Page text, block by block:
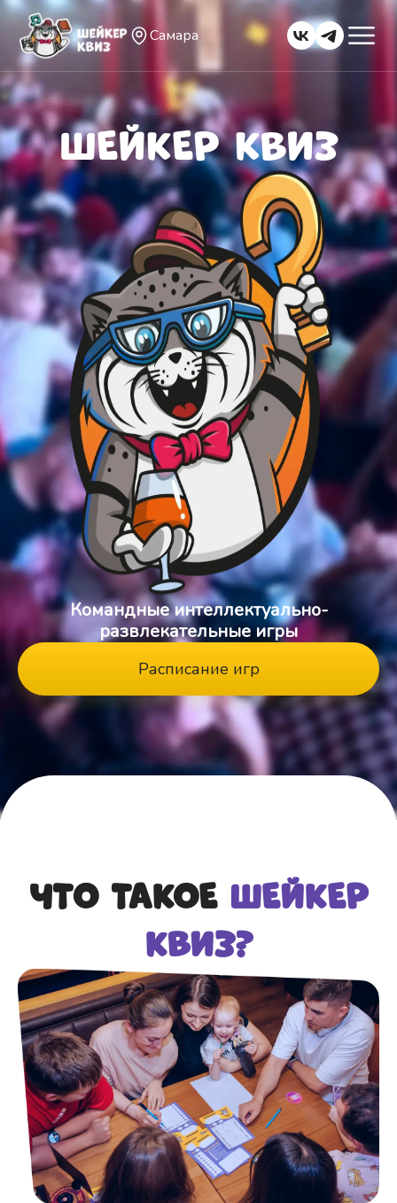
Самара
ШЕЙКЕР КВИЗ
Командные интеллектуально-
развлекательные игры
Расписание игр
ЧТО ТАКОЕ ШЕЙКЕР
КВИЗ?